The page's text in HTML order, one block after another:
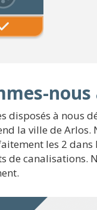
nous
disposés à nous
la ville de
les 2 dans
de canalisations.